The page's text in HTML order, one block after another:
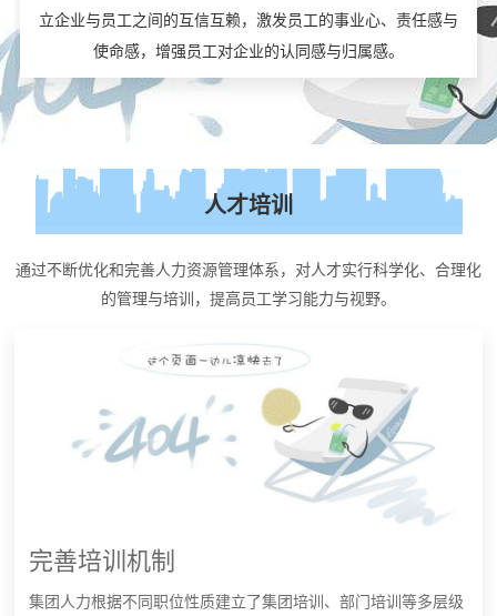
立企业与员工之间的互信互赖，激发员工的事业心、责任感与
使命感，增强员工对企业的认同感与归属感。
人才培训
通过不断优化和完善人力资源管理体系，对人才实行科学化、合理化
的管理与培训，提高员工学习能力与视野。
完善培训机制
集团人力根据不同职位性质建立了集团培训、部门培训等多层级